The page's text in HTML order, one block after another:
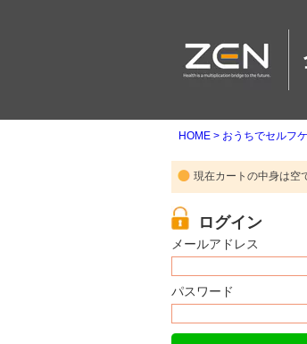
HOME おうちでセルフ
現在カートの中身は空
メールアドレス
パスワード